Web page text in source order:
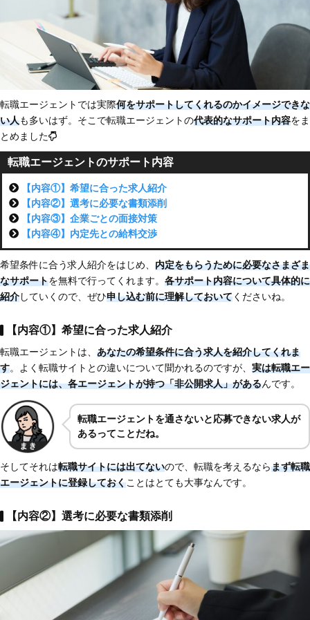
転職エージェントでは実際何をサポートしてくれるのかイメージできな
い人も多いはず。そこで転職エージェントの代表的なサポート内容をま
とめました
転職エージェントのサポート内容
【内容①】希望に合った求人紹介
【内容②】選考に必要な書類添削
【内容③】企業ごとの面接対策
【内容④】内定先との給料交渉
希望条件に合う求人紹介をはじめ、 内定をもらうために必要なさまざま
なサポートを無料で行ってくれます。 各サポート内容について具体的に
紹介していくので、ぜひ申し込む前に理解しておいてくださいね。
【内容①】希望に合った求人紹介
転職エージェントは、 あなたの希望条件に合う求人を紹介してくれま
す。よく転職サイトとの違いについて聞かれるのですが、 実は転職エー
ジェントには、各エージェントが持つ「非公開求人」があるんです。
転職エージェントを通さないと応募できない求人が
あるってことだね。
そしてそれは転職サイトには出てないので、転職を考えるならまず転職
エージェントに登録しておくことはとても大事なんです。
【内容②】選考に必要な書類添削